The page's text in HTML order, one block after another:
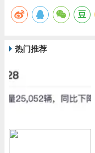
热门推荐